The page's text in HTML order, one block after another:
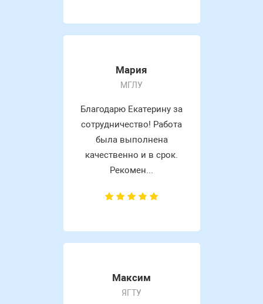
Мария
МГЛУ
Благодарю Екатерину за
сотрудничество! Работа
была выполнена
качественно и в срок.
Рекомен...
Максим
ЯГТУ